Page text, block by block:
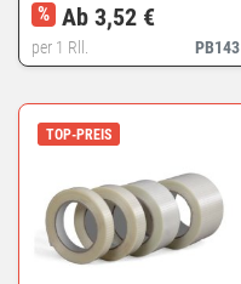
PB143
% Ab 3,52 €
per 1 Rll.
TOP-PREIS